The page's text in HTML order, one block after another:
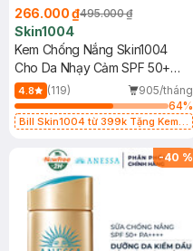
266.000 ₫495.000 ₫
Skin1004
Kem Chống Nắng Skin1004
Cho Da Nhạy Cảm SPF 50+
50ml
4.8 (119)
905/tháng
64%
Bill Skin1004 từ 399k Tặng Kem
SPF 50+ 20ml (SL Có Hạn)
-40 %